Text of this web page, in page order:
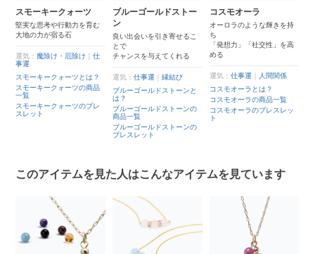
スモーキークォーツ
堅実な思考や行動力を育む
大地の力が宿る石
運気： 魔除け・厄除け ｜仕
事運
スモーキークォーツとは？
スモーキークォーツの商品
一覧
スモーキークォーツのブレ
スレット
ブルーゴールドストー
ン
良い出会いを引き寄せるこ
とで
チャンスを与えてくれる
運気：仕事運 ｜縁結び
ブルーゴールドストーンと
は？
ブルーゴールドストーンの
商品一覧
ブルーゴールドストーンの
ブレスレット
コスモオーラ
オーロラのような輝きを持
ち
「発想力」「社交性」を高
める
運気： 仕事運
人間関係
コスモオーラとは？
コスモオーラの商品一覧
コスモオーラのブレスレッ
ト
このアイテムを見た人はこんなアイテムを見ています